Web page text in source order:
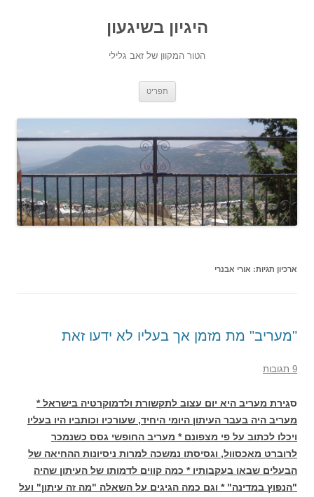
היגיון בשיגעון
הטור המקוון של זאב גלילי
תפריט
ארכיון תגיות: אורי אבנרי
"מעריב" מת מזמן אך בעליו לא ידעו זאת
9 תגובות
סגירת מעריב היא יום עצוב לתקשורת ולדמוקרטיה בישראל *
מעריב היה בעבר העיתון היומי היחיד, שעורכיו וכותביו היו בעליו
ויכלו לכתוב על פי מצפונם * מעריב החופשי גסס כשנמכר
לרוברט מאכסוול, וגסיסתו נמשכה למרות ניסיונות ההחיאה של
הבעלים שבאו בעקבותיו * כמה קווים לדמותו של העיתון שהיה
"הנפוץ במדינה" * וגם כמה הגיגים על השאלה "מה זה עיתון" ועל